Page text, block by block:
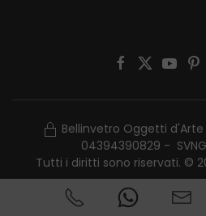
Bellinvetro Oggetti
04394390829 -
Tutti i diritti sono riservati. ©